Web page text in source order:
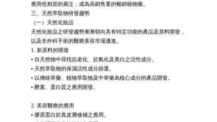
應用也相當的廣泛，成為高銷售量的暢銷植物藥。
三、天然萃取物研發趨勢
（一）天然化妝品
天然化妝品之研發趨勢漸漸朝向具有特定功能的產品及原料開發，
以及非外科手術的醫療美容市場邁進。
1. 新原料的開發
• 自天然物中尋找抗老化、抗氧化及美白之活性成分。
• 天然萃取物的保濕活性成分篩選。
• 以傳統草藥、植物萃取物及中草藥為核心成分的產品開發。
• 酵素、蛋白質之應用開發。
2. 美容醫療的應用
• 膠原蛋白於真皮層修補之應用。